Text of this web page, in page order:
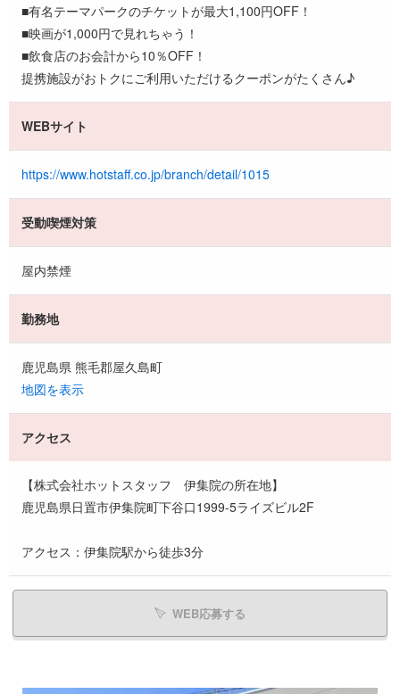
■有名テーマパークのチケットが最大1,100円OFF！
■映画が1,000円で見れちゃう！
■飲食店のお会計から10％OFF！
提携施設がおトクにご利用いただけるクーポンがたくさん♪
WEBサイト
https://www.hotstaff.co.jp/branch/detail/1015
受動喫煙対策
屋内禁煙
勤務地
鹿児島県 熊毛郡屋久島町
地図を表示
アクセス
【株式会社ホットスタッフ 伊集院の所在地】
鹿児島県日置市伊集院町下谷口1999-5ライズビル2F
アクセス：伊集院駅から徒歩3分
WEB応募する